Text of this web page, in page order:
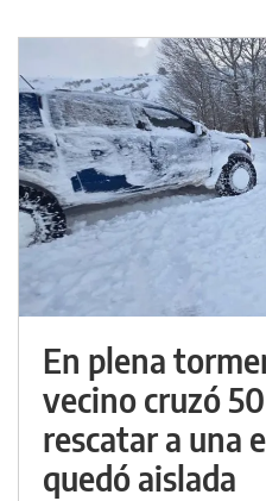
En plena
vecino cruzó
rescatar a una
quedó aislada